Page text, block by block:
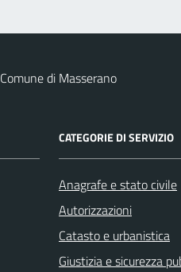
Comune di Masserano
CATEGORIE DI SERVIZIO
Anagrafe e stato civile
Autorizzazioni
Catasto e urbanistica
Giustizia e sicurezza